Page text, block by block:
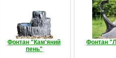
Фонтан "Кам'яний
пень"
Фонтан